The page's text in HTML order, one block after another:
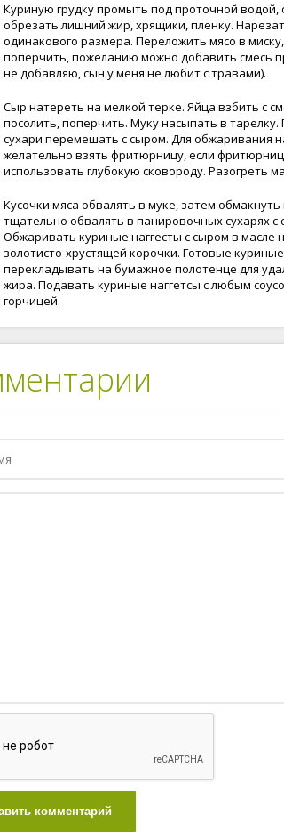
Куриную грудку промыть под проточной водой,
обрезать лишний жир, хрящики, пленку.
одинакового размера. Переложить мясо в
поперчить, пожеланию можно добавить смесь
не добавляю, сын у меня не любит с травами).
Сыр натереть на мелкой терке. Яйца взбить с
посолить, поперчить. Муку насыпать в
сухари перемешать с сыром. Для обжаривания
желательно взять фритюрницу, если
использовать глубокую сковороду. Разогреть
Кусочки мяса обвалять в муке, затем обмакнуть
тщательно обвалять в панировочных сухарях с
Обжаривать куриные наггесты с сыром в масле
золотисто-хрустящей корочки. Готовые
перекладывать на бумажное полотенце для
жира. Подавать куриные наггетсы с любым
горчицей.
комментарий